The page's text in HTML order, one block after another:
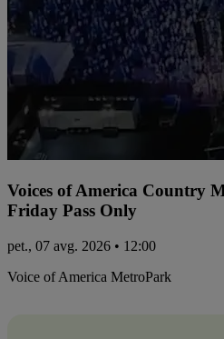
Voices of America Country
Friday Pass Only
pet., 07 avg. 2026 • 12:00
Voice of America MetroPark